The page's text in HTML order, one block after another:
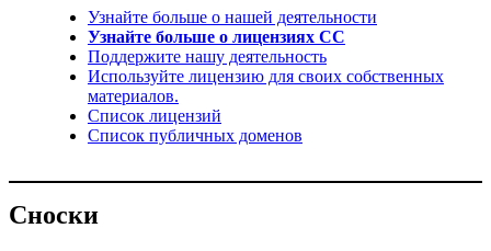
Узнайте больше о нашей деятельности
Узнайте больше о лицензиях CC
Поддержите нашу деятельность
Используйте лицензию для своих собственных
материалов.
Список лицензий
Список публичных доменов
Сноски